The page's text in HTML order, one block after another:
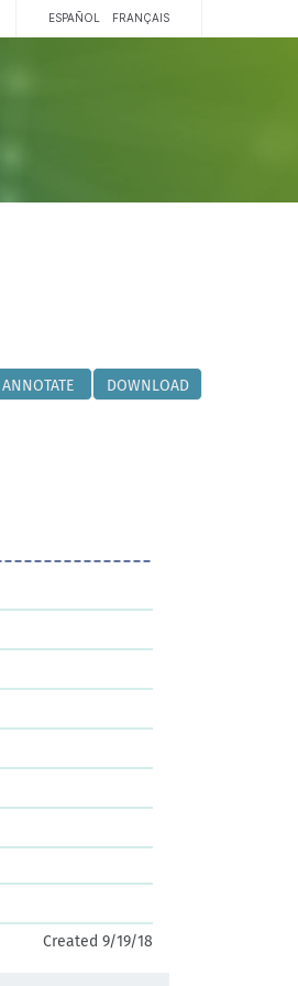
ESPAÑOL FRANÇAIS
ANNOTATE DOWNLOAD
Created 9/19/18